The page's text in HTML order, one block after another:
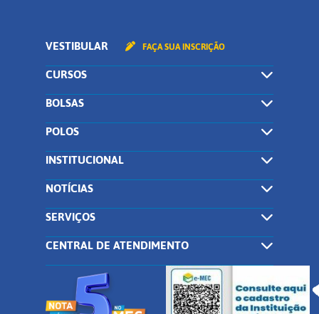
VESTIBULAR FAÇA SUA INSCRIÇÃO
CURSOS
BOLSAS
POLOS
INSTITUCIONAL
NOTÍCIAS
SERVIÇOS
CENTRAL DE ATENDIMENTO